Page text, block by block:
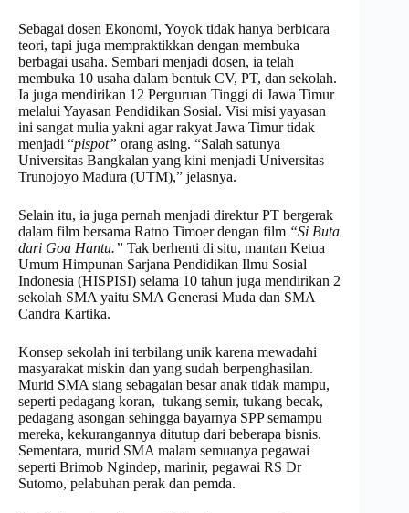
Sebagai dosen Ekonomi, Yoyok tidak hanya berbicara
teori, tapi juga mempraktikkan dengan membuka
berbagai usaha. Sembari menjadi dosen, ia telah
membuka 10 usaha dalam bentuk CV, PT, dan sekolah.
Ia juga mendirikan 12 Perguruan Tinggi di Jawa Timur
melalui Yayasan Pendidikan Sosial. Visi misi yayasan
ini sangat mulia yakni agar rakyat Jawa Timur tidak
menjadi “pispot” orang asing. “Salah satunya
Universitas Bangkalan yang kini menjadi Universitas
Trunojoyo Madura (UTM),” jelasnya.
Selain itu, ia juga pernah menjadi direktur PT bergerak
dalam film bersama Ratno Timoer dengan film “Si Buta
dari Goa Hantu.” Tak berhenti di situ, mantan Ketua
Umum Himpunan Sarjana Pendidikan Ilmu Sosial
Indonesia (HISPISI) selama 10 tahun juga mendirikan 2
sekolah SMA yaitu SMA Generasi Muda dan SMA
Candra Kartika.
Konsep sekolah ini terbilang unik karena mewadahi
masyarakat miskin dan yang sudah berpenghasilan.
Murid SMA siang sebagaian besar anak tidak mampu,
seperti pedagang koran, tukang semir, tukang becak,
pedagang asongan sehingga bayarnya SPP semampu
mereka, kekurangannya ditutup dari beberapa bisnis.
Sementara, murid SMA malam semuanya pegawai
seperti Brimob Ngindep, marinir, pegawai RS Dr
Sutomo, pelabuhan perak dan pemda.